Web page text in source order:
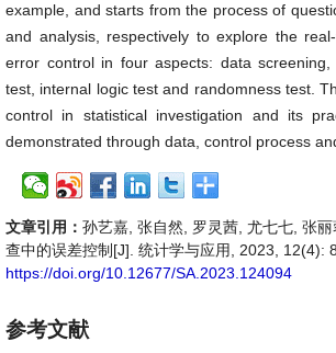
example, and starts from the process of
and analysis, respectively to explore the
error control in four aspects: data
test, internal logic test and randomness test.
control in statistical investigation and its
demonstrated through data, control process
文章引用： 孙艺嘉, 张自然, 罗灵茜, 尤七七, 张
查中的误差控制[J]. 统计学与应用, 2023, 12(4):
https://doi.org/10.12677/SA.2023.124094
参考文献